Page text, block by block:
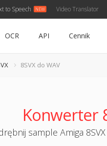
to Speech Video Translator
OCR API Cennik
8SVX do WAV
Konwerter
sample Amiga